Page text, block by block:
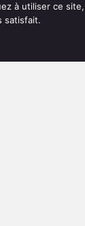
à utiliser ce site,
satisfait.